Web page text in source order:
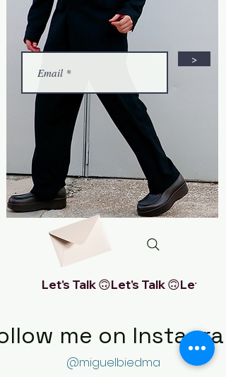
>
Let's Talk 🙃
me on
@miguelbiedma